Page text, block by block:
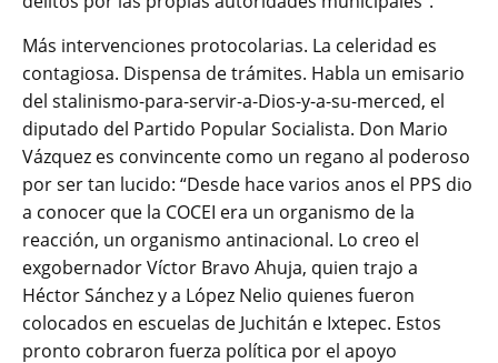
Más intervenciones protocolarias. La celeridad es
contagiosa. Dispensa de trámites. Habla un emisario
del stalinismo-para-servir-a-Dios-y-a-su-merced, el
diputado del Partido Popular Socialista. Don Mario
Vázquez es convincente como un regano al poderoso
por ser tan lucido: “Desde hace varios anos el PPS dio
a conocer que la COCEI era un organismo de la
reacción, un organismo antinacional. Lo creo el
exgobernador Víctor Bravo Ahuja, quien trajo a
Héctor Sánchez y a López Nelio quienes fueron
colocados en escuelas de Juchitán e Ixtepec. Estos
pronto cobraron fuerza política por el apoyo